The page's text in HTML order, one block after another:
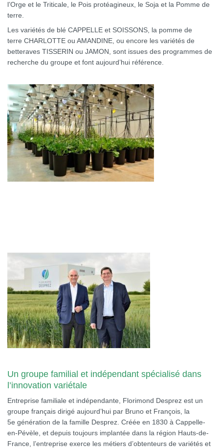
l’Orge et le Triticale, le Pois protéagineux, le Soja et la Pomme de
terre.
Les variétés de blé CAPPELLE et SOISSONS, la pomme de
terre CHARLOTTE ou AMANDINE, ou encore les variétés de
betteraves TISSERIN ou JAMON, sont issues des programmes de
recherche du groupe et font aujourd’hui référence.
Un groupe familial et indépendant spécialisé dans
l’innovation variétale
Entreprise familiale et indépendante, Florimond Desprez est un
groupe français dirigé aujourd’hui par Bruno et François, la
5e génération de la famille Desprez. Créée en 1830 à Cappelle-
en-Pévèle, et depuis toujours implantée dans la région Hauts-de-
France, l’entreprise exerce les métiers d’obtenteurs de variétés et